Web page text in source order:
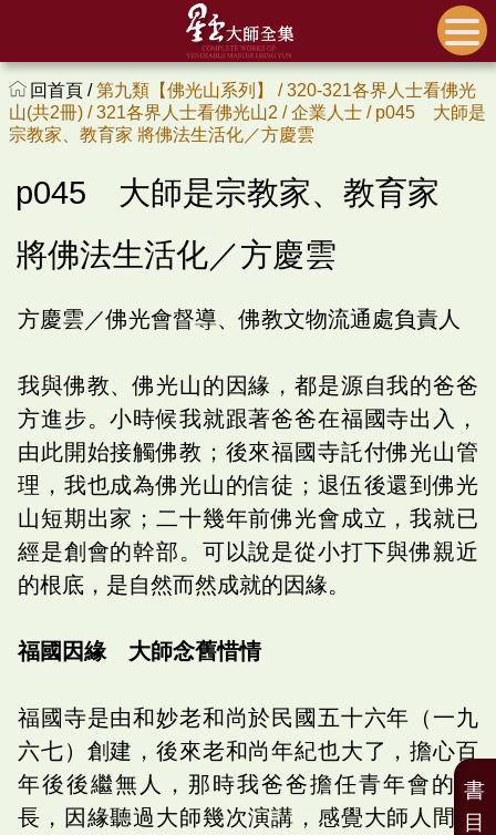
回首頁 /第九類【佛光山系列】 /320-321各界人士看佛光
山(共2冊) /321各界人士看佛光山2 /企業人士 / p045 大師是
宗教家、教育家 將佛法生活化／方慶雲
p045 大師是宗教家、教育家
將佛法生活化／方慶雲
方慶雲／佛光會督導、佛教文物流通處負責人
我與佛教、佛光山的因緣，都是源自我的爸爸
方進步。小時候我就跟著爸爸在福國寺出入，
由此開始接觸佛教；後來福國寺託付佛光山管
理，我也成為佛光山的信徒；退伍後還到佛光
山短期出家；二十幾年前佛光會成立，我就已
經是創會的幹部。可以說是從小打下與佛親近
的根底，是自然而然成就的因緣。
福國因緣 大師念舊惜情
福國寺是由和妙老和尚於民國五十六年（一九
六七）創建，後來老和尚年紀也大了，擔心百
年後後繼無人，那時我爸爸擔任青年會的會
長，因緣聽過大師幾次演講，感覺大師人間佛
書
目